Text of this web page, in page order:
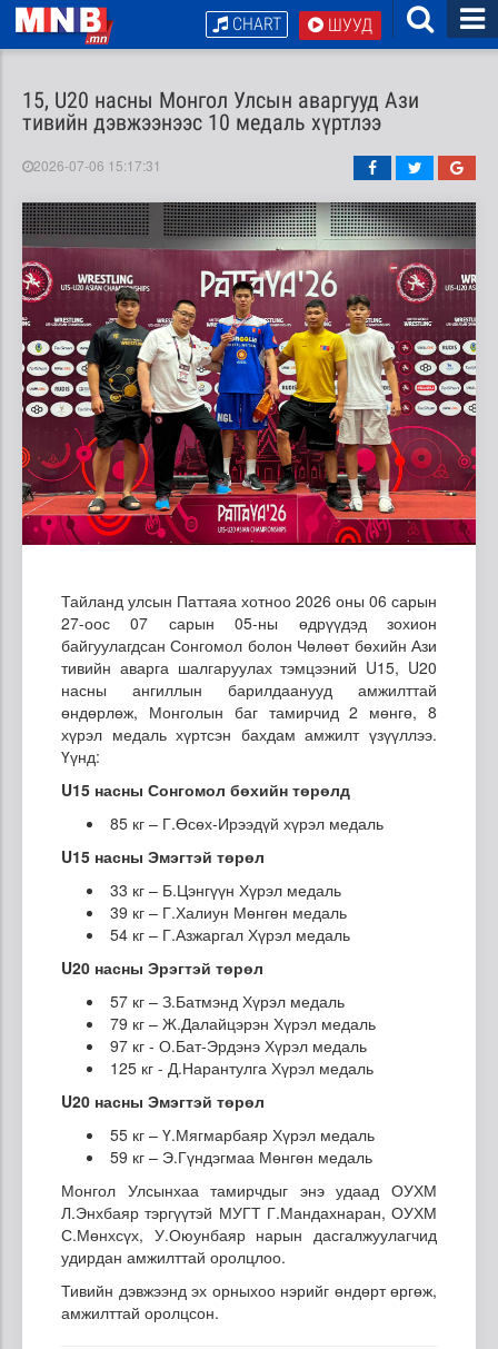
ШУУД
CHART
15, U20 насны Монгол Улсын аваргууд Ази
тивийн дэвжээнээс 10 медаль хүртлээ
2026-07-06 15:17:31
Тайланд улсын Паттаяа хотноо 2026 оны 06 сарын
27-оос 07 сарын 05-ны өдрүүдэд зохион
байгуулагдсан Сонгомол болон Чөлөөт бөхийн Ази
тивийн аварга шалгаруулах тэмцээний U15, U20
насны ангиллын барилдаанууд амжилттай
өндөрлөж, Монголын баг тамирчид 2 мөнгө, 8
хүрэл медаль хүртсэн бахдам амжилт үзүүллээ.
Үүнд:
U15 насны Сонгомол бөхийн төрөлд
85 кг – Г.Өсөх-Ирээдүй хүрэл медаль
U15 насны Эмэгтэй төрөл
33 кг – Б.Цэнгүүн Хүрэл медаль
39 кг – Г.Халиун Мөнгөн медаль
54 кг – Г.Азжаргал Хүрэл медаль
U20 насны Эрэгтэй төрөл
57 кг – З.Батмэнд Хүрэл медаль
79 кг – Ж.Далайцэрэн Хүрэл медаль
97 кг - О.Бат-Эрдэнэ Хүрэл медаль
125 кг - Д.Нарантулга Хүрэл медаль
U20 насны Эмэгтэй төрөл
55 кг – Ү.Мягмарбаяр Хүрэл медаль
59 кг – Э.Гүндэгмаа Мөнгөн медаль
Монгол Улсынхаа тамирчдыг энэ удаад ОУХМ
Л.Энхбаяр тэргүүтэй МУГТ Г.Мандахнаран, ОУХМ
С.Мөнхсүх, У.Оюунбаяр нарын дасгалжуулагчид
удирдан амжилттай оролцлоо.
Тивийн дэвжээнд эх орныхоо нэрийг өндөрт өргөж,
амжилттай оролцсон.